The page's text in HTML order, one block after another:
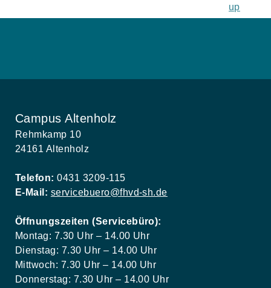
Campus Altenholz
Rehmkamp 10
24161 Altenholz
Telefon: 0431 3209-115
E-Mail: servicebuero@fhvd-sh.de
Öffnungszeiten (Servicebüro):
Montag: 7.30 Uhr – 14.00 Uhr
Dienstag: 7.30 Uhr – 14.00 Uhr
Mittwoch: 7.30 Uhr – 14.00 Uhr
Donnerstag: 7.30 Uhr – 14.00 Uhr